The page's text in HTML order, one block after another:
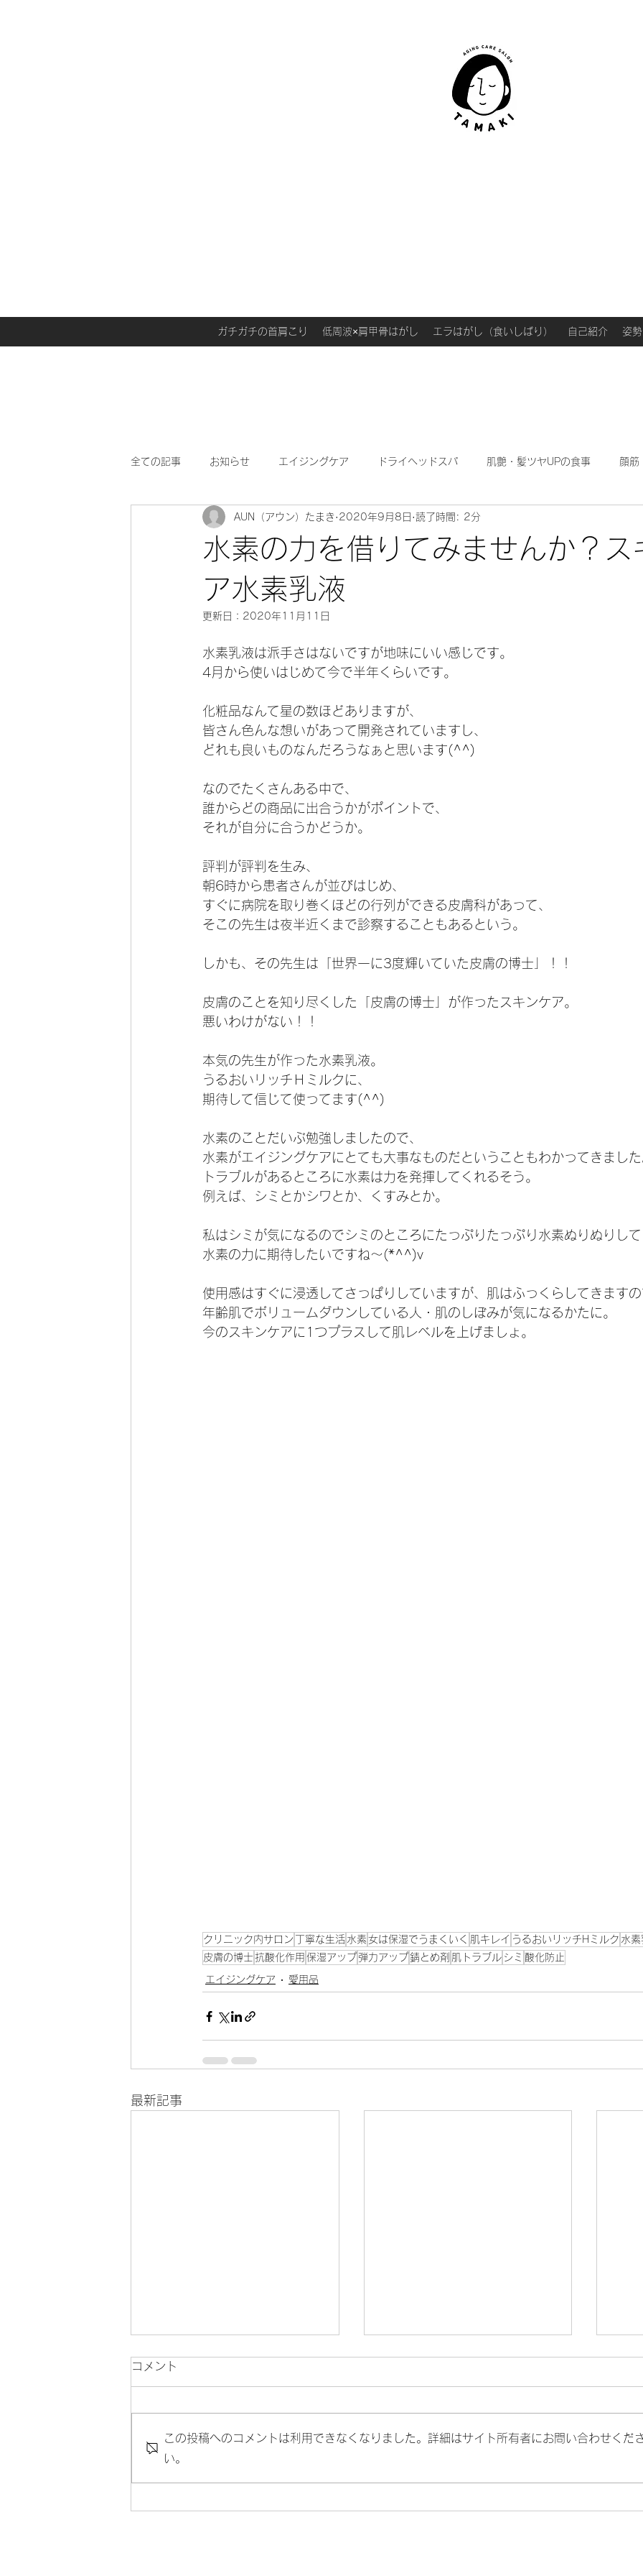
ガチガチの首肩こり 低周波×肩甲骨はがし エラはがし（食いしばり） 自己紹介 姿
全ての記事 お知らせ エイジングケア ドライヘッドスパ 肌艶・髪ツヤUPの食事 顔筋
最近、興味があること わたしが勉強になった本
水素の力を借りてみませんか？ス
ア水素乳液
AUN（アウン）たまき 2020年9月8日 読了時間: 2分
更新日： 2020年11月11日
水素乳液は派手さはないですが地味にいい感じです。
4月から使いはじめて今で半年くらいです。
化粧品なんて星の数ほどありますが、
皆さん色んな想いがあって開発されていますし、
どれも良いものなんだろうなぁと思います(^^)
なのでたくさんある中で、
誰からどの商品に出合うかがポイントで、
それが自分に合うかどうか。
評判が評判を生み、
朝6時から患者さんが並びはじめ、
すぐに病院を取り巻くほどの行列ができる皮膚科があって、
そこの先生は夜半近くまで診察することもあるという。
しかも、その先生は「世界一に3度輝いていた皮膚の博士」！！
皮膚のことを知り尽くした「皮膚の博士」が作ったスキンケア。
悪いわけがない！！
本気の先生が作った水素乳液。
うるおいリッチＨミルクに、
期待して信じて使ってます(^^)
水素のことだいぶ勉強しましたので、
水素がエイジングケアにとても大事なものだということもわかってきまし
トラブルがあるところに水素は力を発揮してくれるそう。
例えば、シミとかシワとか、くすみとか。
私はシミが気になるのでシミのところにたっぷりたっぷり水素ぬりぬりし
水素の力に期待したいですね～(*^^)v
使用感はすぐに浸透してさっぱりしていますが、肌はふっくらしてきます
年齢肌でボリュームダウンしている人・肌のしぼみが気になるかたに。
今のスキンケアに1つプラスして肌レベルを上げましょ。
クリニック内サロン 丁寧な生活 水素 女は保湿でうまくいく 肌キレイ うるおいリッチHミルク 水素
皮膚の博士抗酸化作用 保湿アップ 弾力アップ錆とめ剤 肌トラブル シミ 酸化防止
エイジングケア 愛用品
最新記事
お肌のお手入れ、いったい何
からはじめたらいいの？？
顔が
老け
コメント
この投稿へのコメントは利用できなくなりました。詳細はサイト所有者にお問い合わせくだ
い。